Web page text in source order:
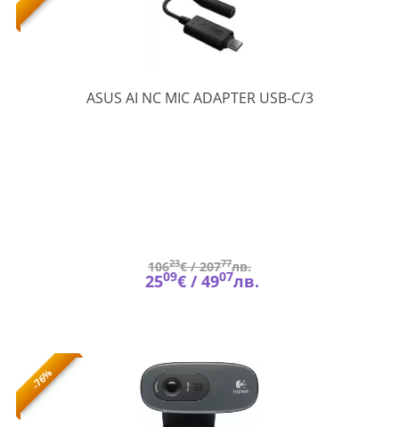
ASUS AI NC MIC ADAPTER USB-C/3AI
10623€ /20777лв.
2509€ /4907лв.
-76%